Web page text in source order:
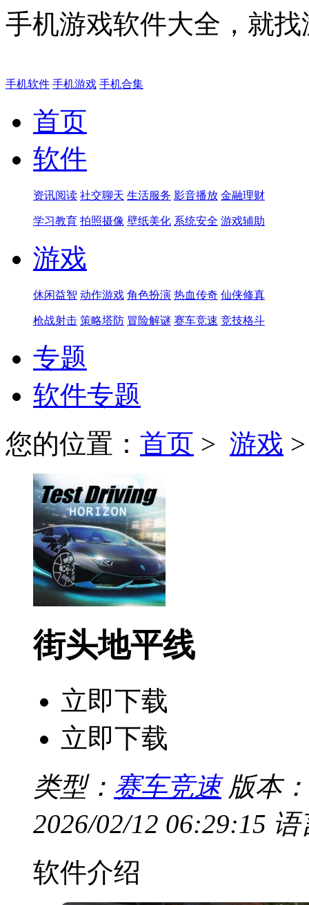
手机游戏软件大全，就
手机软件 手机游戏 手机合集
首页
软件
资讯阅读 社交聊天 生活服务 影音播放 金融理财
学习教育 拍照摄像 壁纸美化 系统安全 游戏辅助
游戏
休闲益智 动作游戏 角色扮演 热血传奇 仙侠修真
枪战射击 策略塔防 冒险解谜 赛车竞速 竞技格斗
专题
软件专题
您的位置： 首页 > 游戏
街头地平线
立即下载
立即下载
类型： 赛车竞速 版本
2026/02/12 06:29:15 语
软件介绍